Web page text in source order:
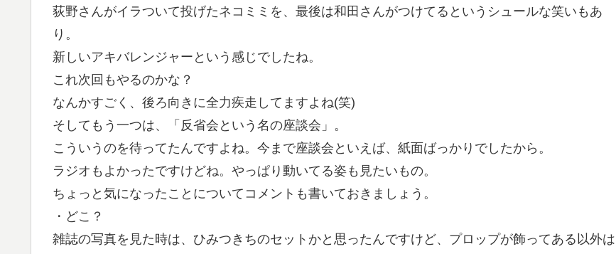
荻野さんがイラついて投げたネコミミを、最後は和田さんがつけてるというシュールな笑いもあ
り。
新しいアキバレンジャーという感じでしたね。
これ次回もやるのかな？
なんかすごく、後ろ向きに全力疾走してますよね(笑)
そしてもう一つは、「反省会という名の座談会」。
こういうのを待ってたんですよね。今まで座談会といえば、紙面ばっかりでしたから。
ラジオもよかったですけどね。やっぱり動いてる姿も見たいもの。
ちょっと気になったことについてコメントも書いておきましょう。
・どこ？
雑誌の写真を見た時は、ひみつきちのセットかと思ったんですけど、プロップが飾ってある以外は